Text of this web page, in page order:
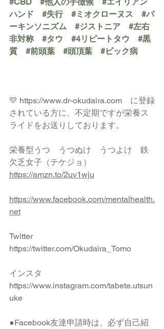
ハンド
#失行 #ミオクローヌス
#パ
ーキンソニズム
#ジストニア
#左右
非対称
#タウ #4リピートタウ
#黒
質
#前頭葉 #頭頂葉 #ピック病
💛 https://www.dr-okudaira.com に登録
されている方に、不定期ですが栄養ス
ライドをお送りしております。
栄養型うつ　うつぬけ　うつよけ　鉄
欠乏女子（テケジョ）
https://amzn.to/2uv1wju
https://www.facebook.com/mentalhealth.
net
Twitter
https://twitter.com/Okudaira_Tomo
インスタ
https://www.instagram.com/tabete.utsun
uke
●Facebook友達申請時は、必ず自己紹